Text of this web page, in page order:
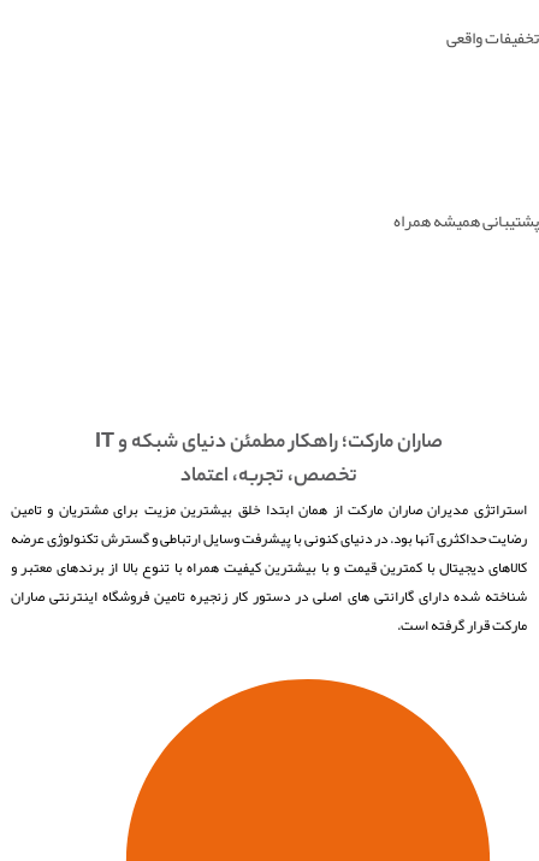
تخفیفات واقعی
پشتیبانی همیشه همراه
صاران مارکت؛ راهکار مطمئن دنیای شبکه و IT
تخصص، تجربه، اعتماد
استراتژی مدیران صاران مارکت از همان ابتدا خلق بیشترین مزیت برای مشتریان و تامین
رضایت حداکثری آنها بود. در دنیای کنونی با پیشرفت وسایل ارتباطی و گسترش تکنولوژی عرضه
کالاهای دیجیتال با کمترین قیمت و با بیشترین کیفیت همراه با تنوع بالا از برندهای معتبر و
شناخته شده دارای گارانتی های اصلی در دستور کار زنجیره تامین فروشگاه اینترنتی صاران
مارکت قرار گرفته است.